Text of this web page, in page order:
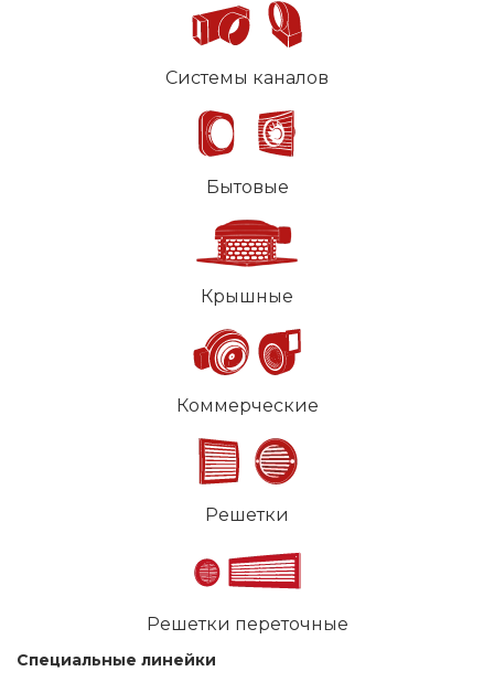
Системы каналов
Бытовые
Крышные
Коммерческие
Решетки
Решетки переточные
Специальные линейки